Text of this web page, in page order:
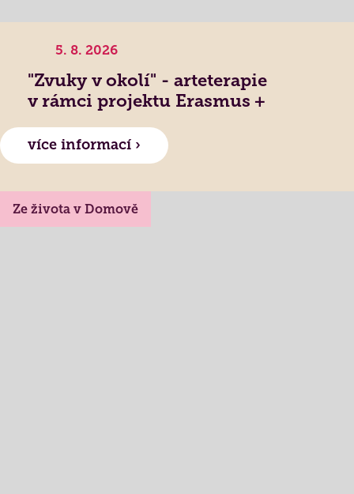
5. 8. 2026
"Zvuky v okolí" - arteterapie
v rámci projektu Erasmus +
více informací ›
Ze života v Domově